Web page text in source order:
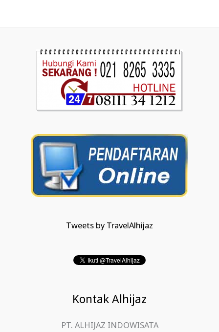
Tweets by TravelAlhijaz
Kontak Alhijaz
PT. ALHIJAZ INDOWISATA